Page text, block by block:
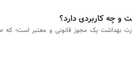
بهداشت یک مجوز قانونی و معتبر است؛ که